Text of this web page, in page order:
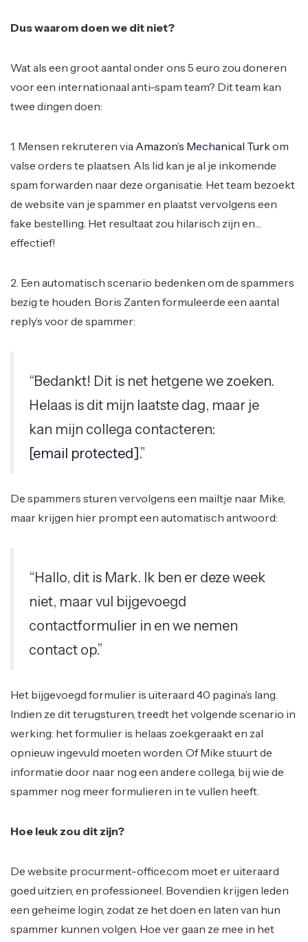
Dus waarom doen we dit niet?
Wat als een groot aantal onder ons 5 euro zou doneren
voor een internationaal anti-spam team? Dit team kan
twee dingen doen:
1. Mensen rekruteren via Amazon’s Mechanical Turkom
valse orders te plaatsen. Als lid kan je al je inkomende
spam forwarden naar deze organisatie. Het team bezoekt
de website van je spammer en plaatst vervolgens een
fake bestelling. Het resultaat zou hilarisch zijn en…
effectief!
2. Een automatisch scenario bedenken om de spammers
bezig te houden. Boris Zanten formuleerde een aantal
reply’s voor de spammer:
“Bedankt! Dit is net hetgene we zoeken.
Helaas is dit mijn laatste dag, maar je
kan mijn collega contacteren:
[email protected] .”
De spammers sturen vervolgens een mailtje naar Mike,
maar krijgen hier prompt een automatisch antwoord:
“Hallo, dit is Mark. Ik ben er deze week
niet, maar vul bijgevoegd
contactformulier in en we nemen
contact op.”
Het bijgevoegd formulier is uiteraard 40 pagina’s lang.
Indien ze dit terugsturen, treedt het volgende scenario in
werking: het formulier is helaas zoekgeraakt en zal
opnieuw ingevuld moeten worden. Of Mike stuurt de
informatie door naar nog een andere collega, bij wie de
spammer nog meer formulieren in te vullen heeft.
Hoe leuk zou dit zijn?
De website procurment-office.com moet er uiteraard
goed uitzien, en professioneel. Bovendien krijgen leden
een geheime login, zodat ze het doen en laten van hun
spammer kunnen volgen. Hoe ver gaan ze mee in het